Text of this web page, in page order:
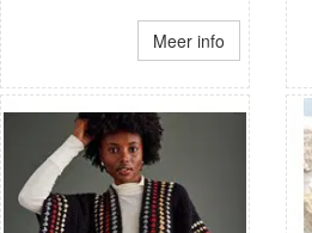
Meer info